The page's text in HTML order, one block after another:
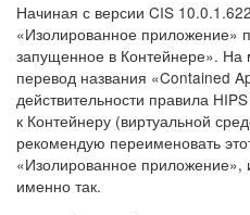
Начиная с версии CIS
«Изолированное приложение»
запущенное в Контейнере». На
перевод названия «Contained
действительности правила
к Контейнеру (виртуальной
рекомендую переименовать
«Изолированное приложение»,
именно так.